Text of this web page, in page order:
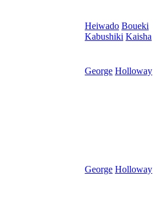
Heiwado Boueki
Kabushiki Kaisha
George Holloway
George Holloway